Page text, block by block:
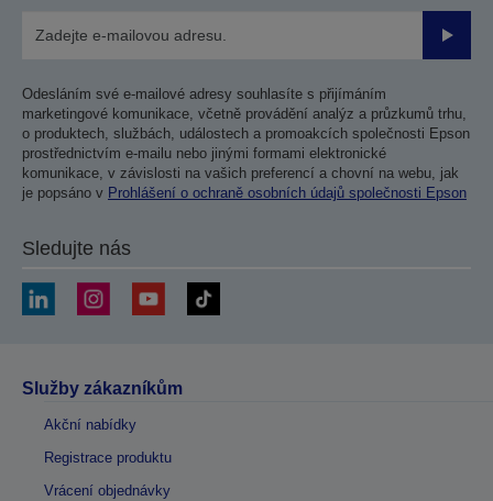
Odesláním své e-mailové adresy souhlasíte s přijímáním
marketingové komunikace, včetně provádění analýz a průzkumů trhu,
o produktech, službách, událostech a promoakcích společnosti Epson
prostřednictvím e-mailu nebo jinými formami elektronické
komunikace, v závislosti na vašich preferencí a chovní na webu, jak
je popsáno v Prohlášení o ochraně osobních údajů společnosti Epson
Sledujte nás
Služby zákazníkům
Akční nabídky
Registrace produktu
Vrácení objednávky